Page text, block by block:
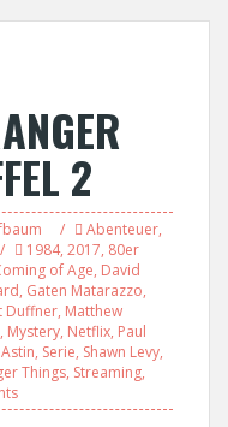
2
Abenteuer,
1984, 2017, 80er
of Age, David
, Gaten Matarazzo,
Duffner, Matthew
, Mystery, Netflix, Paul
, Serie, Shawn Levy,
Things, Streaming,